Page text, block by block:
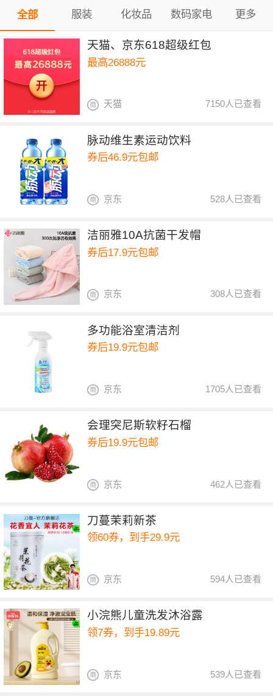
全部 服装 化妆品 数码家电 更多
天猫、京东618超级红包
最高26888元
7150人已查看
天猫
脉动维生素运动饮料
券后46.9元包邮
528人已查看
京东
洁丽雅10A抗菌干发帽
券后17.9元包邮
308人已查看
京东
多功能浴室清洁剂
券后19.9元包邮
1705人已查看
京东
会理突尼斯软籽石榴
券后19.9元包邮
462人已查看
京东
刀蔓茉莉新茶
领60券，到手29.9元
594人已查看
京东
小浣熊儿童洗发沐浴露
领7券，到手19.89元
539人已查看
京东